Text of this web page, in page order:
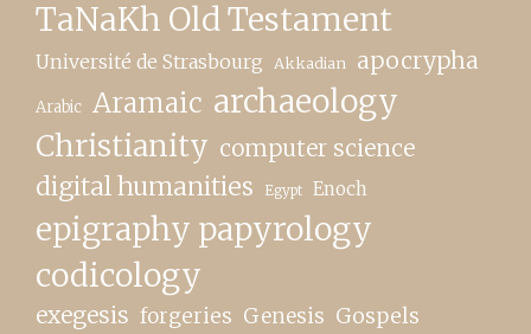
TaNaKh Old Testament
Université de Strasbourg Akkadian apocrypha
Arabic Aramaic archaeology
Christianity computer science
digital humanities Egypt Enoch
epigraphy papyrology
codicology
exegesis forgeries Genesis Gospels